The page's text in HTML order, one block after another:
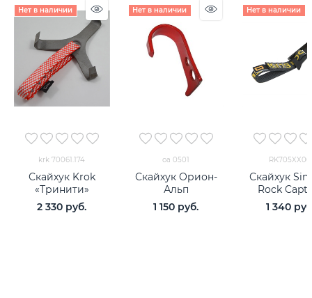
Нет в наличии
krk 70061.174
Скайхук Krok
«Тринити»
2 330 руб.
Нет в наличии
оа 0501
Скайхук Орион-
Альп
1 150 руб.
Нет в наличии
RK705XX00
Скайхук
Rock
1 340